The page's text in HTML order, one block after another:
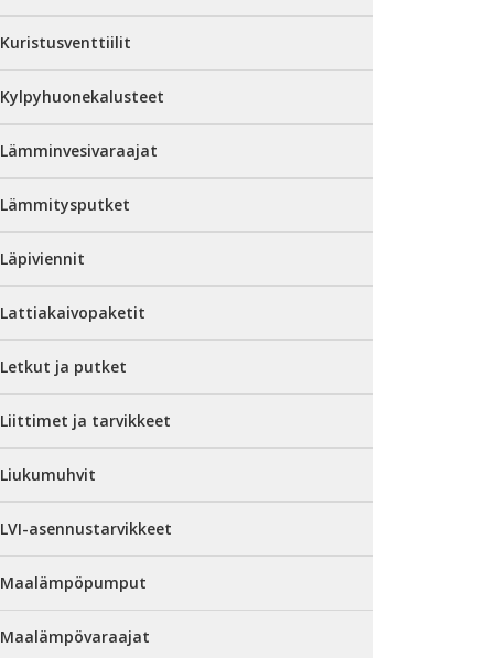
Kuristusventtiilit
Kylpyhuonekalusteet
Lämminvesivaraajat
Lämmitysputket
Läpiviennit
Lattiakaivopaketit
Letkut ja putket
Liittimet ja tarvikkeet
Liukumuhvit
LVI-asennustarvikkeet
Maalämpöpumput
Maalämpövaraajat